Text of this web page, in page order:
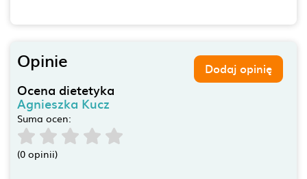
Opinie Dodaj opinię
Ocena dietetyka
Agnieszka Kucz
Suma ocen:
(0 opinii)